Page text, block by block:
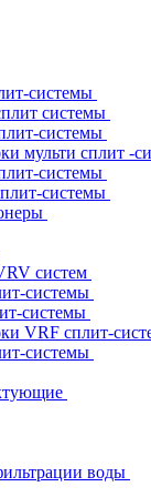
системы
системы
системы
мульти сплит -
системы
системы
систем
системы
системы
VRF сплит-
системы
воды